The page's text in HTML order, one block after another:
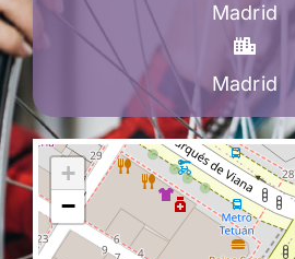
Madrid
Madrid
+
−